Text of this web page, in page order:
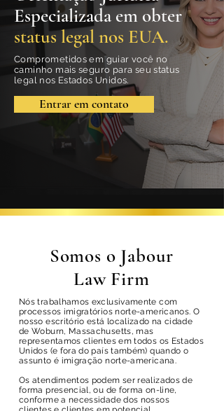
Especializada em obter
status legal nos EUA.
Comprometidos em guiar você no
caminho mais seguro para seu status
legal nos Estados Unidos.
Entrar em contato
Somos o Jabour
Law Firm
Nós trabalhamos exclusivamente com
processos imigratórios norte-americanos. O
nosso escritório está localizado na cidade
de Woburn, Massachusetts, mas
representamos clientes em todos os Estados
Unidos (e fora do país também) quando o
assunto é imigração norte-americana.
Os atendimentos podem ser realizados de
forma presencial, ou de forma on-line,
conforme a necessidade dos nossos